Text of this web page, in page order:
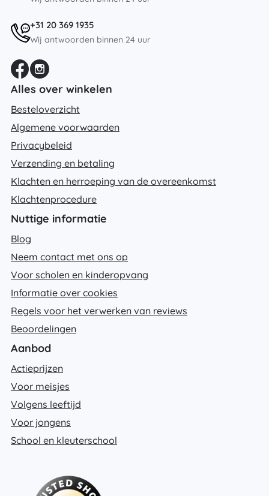
+31 20 369 1935
Wij antwoorden binnen 24 uur
Alles over winkelen
Besteloverzicht
Algemene voorwaarden
Privacybeleid
Verzending en betaling
Klachten en herroeping van de overeenkomst
Klachtenprocedure
Nuttige informatie
Blog
Neem contact met ons op
Voor scholen en kinderopvang
Informatie over cookies
Regels voor het verwerken van reviews
Beoordelingen
Aanbod
Actieprijzen
Voor meisjes
Volgens leeftijd
Voor jongens
School en kleuterschool